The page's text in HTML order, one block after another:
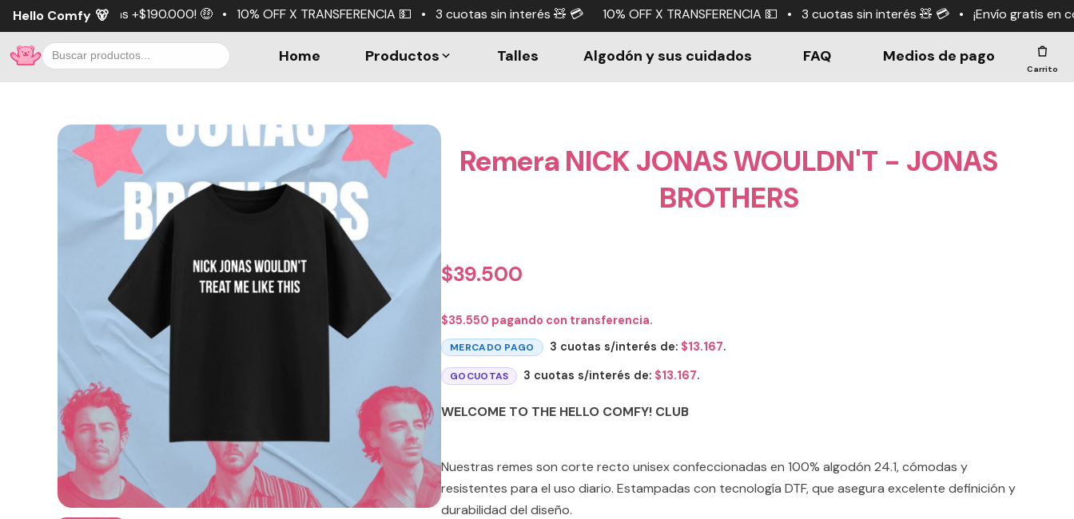
Hello Comfy 🐻
🤑 • 10% OFF X TRANSFERENCIA 💵 • 3 cuotas sin interés 🧸 💳 10% OFF X TRANSFERENCIA 💵 • 3 cuotas sin interés 🧸 💳 • ¡Envío gratis en compras +$190.000! 🤑
Home Productos Talles Algodón y sus cuidados FAQ Medios de pago
Carrito
Remera NICK JONAS WOULDN'T - JONAS
BROTHERS
$39.500
$35.550 pagando con transferencia.
MERCADO PAGO 3 cuotas s/interés de: $13.167.
GOCUOTAS 3 cuotas s/interés de: $13.167.
WELCOME TO THE HELLO COMFY! CLUB
Nuestras remes son corte recto unisex confeccionadas en 100% algodón 24.1, cómodas y
resistentes para el uso diario. Estampadas con tecnología DTF, que asegura excelente definición y
durabilidad del diseño.